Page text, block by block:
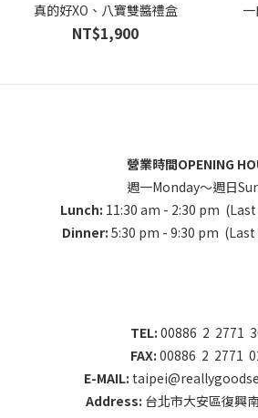
真的好XO、八寶雙醬禮盒
NT$1,900
營業時間OPENING
週一Monday～週日
Lunch: 11:30 am - 2:30 pm
Dinner: 5:30 pm - 9:30 pm
TEL: 00886 2 2771
FAX: 00886 2 2771
E-MAIL:
Address: 台北市大安區復興